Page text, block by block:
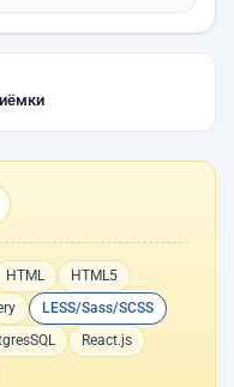
HTML
HTML5
LESS/Sass/SCSS
React.js